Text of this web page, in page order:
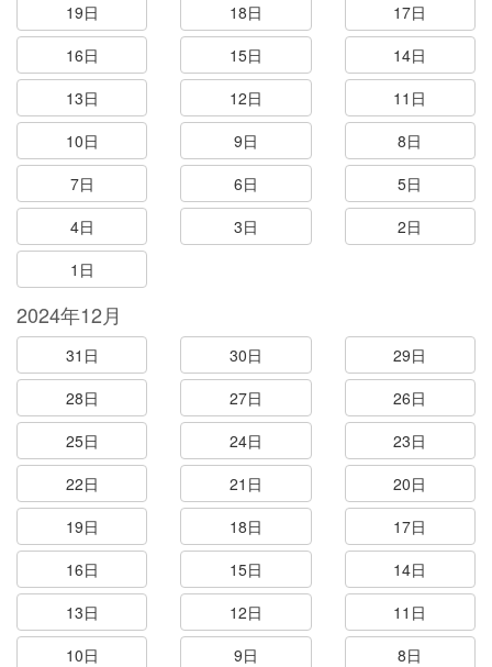
19日
18日
17日
16日
15日
14日
13日
12日
11日
10日
9日
8日
7日
6日
5日
4日
3日
2日
1日
2024年12月
31日 30日
29日
28日
27日
26日
25日
24日
23日
22日
21日
20日
19日
18日
17日
16日
15日
14日
13日
12日
11日
10日
9日
8日